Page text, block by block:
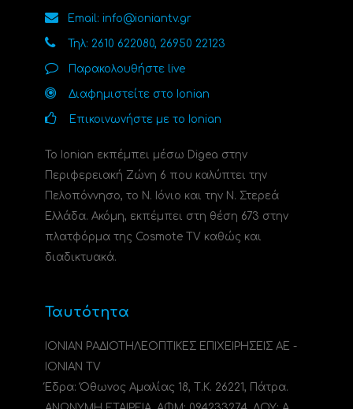
Email: info@ioniantv.gr
Τηλ: 2610 622080, 26950 22123
Παρακολουθήστε live
Διαφημιστείτε στο Ionian
Επικοινωνήστε με το Ionian
Το Ionian εκπέμπει μέσω Digea στην
Περιφερειακή Ζώνη 6 που καλύπτει την
Πελοπόννησο, το N. Ιόνιο και την Ν. Στερεά
Ελλάδα. Ακόμη, εκπέμπει στη θέση 673 στην
πλατφόρμα της Cosmote TV καθώς και
διαδικτυακά.
Ταυτότητα
ΙΟΝΙΑΝ ΡΑΔΙΟΤΗΛΕΟΠΤΙΚΕΣ ΕΠΙΧΕΙΡΗΣΕΙΣ ΑΕ -
IONIAN TV
Έδρα: Όθωνος Αμαλίας 18, Τ.Κ. 26221, Πάτρα.